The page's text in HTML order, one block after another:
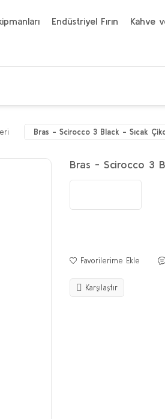
Endüstriyel Fırın Kahve
Bras - Scirocco 3 Black - Sıcak
Bras - Scirocco 3
Karşılaştır